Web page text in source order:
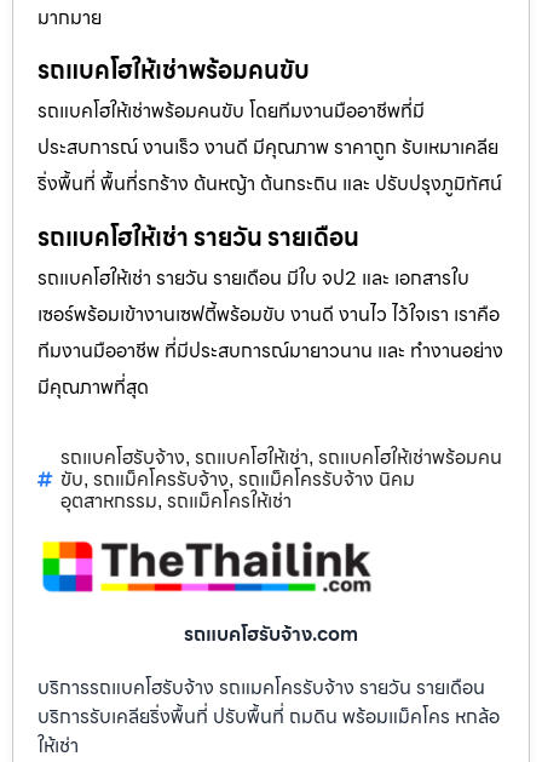
มากมาย
รถแบคโฮให้เช่าพร้อมคนขับ
รถแบคโฮให้เช่าพร้อมคนขับ โดยทีมงานมืออาชีพที่มี
ประสบการณ์ งานเร็ว งานดี มีคุณภาพ ราคาถูก รับเหมาเคลีย
ริ่งพื้นที่ พื้นที่รกร้าง ต้นหญ้า ต้นกระถิน และ ปรับปรุงภูมิทัศน์
รถแบคโฮให้เช่า รายวัน รายเดือน
รถแบคโฮให้เช่า รายวัน รายเดือน มีใบ จป2 และ เอกสารใบ
เซอร์พร้อมเข้างานเซฟตี้พร้อมขับ งานดี งานไว ไว้ใจเรา เราคือ
ทีมงานมืออาชีพ ที่มีประสบการณ์มายาวนาน และ ทำงานอย่าง
มีคุณภาพที่สุด
รถแบคโฮรับจ้าง, รถแบคโฮให้เช่า, รถแบคโฮให้เช่าพร้อมคน
ขับ, รถแม็คโครรับจ้าง, รถแม็คโครรับจ้าง นิคม
อุตสาหกรรม, รถแม็คโครให้เช่า
รถแบคโฮรับจ้าง.com
บริการรถแบคโฮรับจ้าง รถแมคโครรับจ้าง รายวัน รายเดือน
บริการรับเคลียริ่งพื้นที่ ปรับพื้นที่ ถมดิน พร้อมแม็คโคร หกล้อ
ให้เช่า